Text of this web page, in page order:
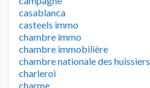
casablanca
casteels immo
chambre immo
chambre immobilière
chambre nationale des huissiers
charleroi
charme